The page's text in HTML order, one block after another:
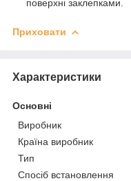
поверхні заклепками.
Приховати
Характеристики
Основні
Виробник
Країна виробник
Тип
Спосіб встановлення